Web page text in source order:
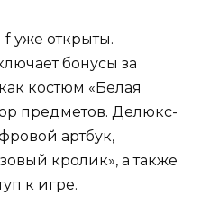
уже открыты.
бонусы за
костюм «Белая
предметов. Делюкс-
артбук,
кролик», а также
к игре.